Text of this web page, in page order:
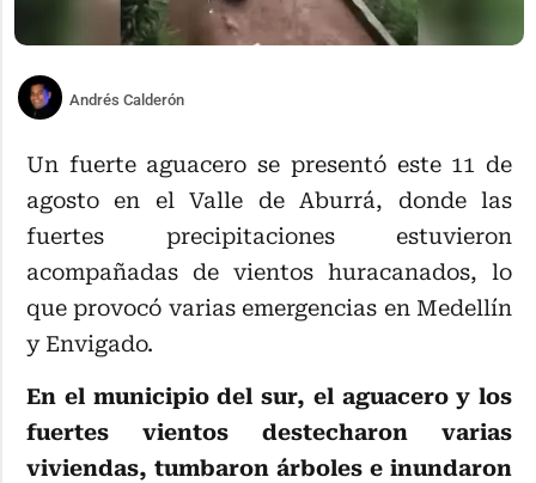
Andrés Calderón
Un fuerte aguacero se presentó este 11 de
agosto en el Valle de Aburrá, donde las
fuertes precipitaciones estuvieron
acompañadas de vientos huracanados, lo
que provocó varias emergencias en Medellín
y Envigado.
En el municipio del sur, el aguacero y los
fuertes vientos destecharon varias
viviendas, tumbaron árboles e inundaron